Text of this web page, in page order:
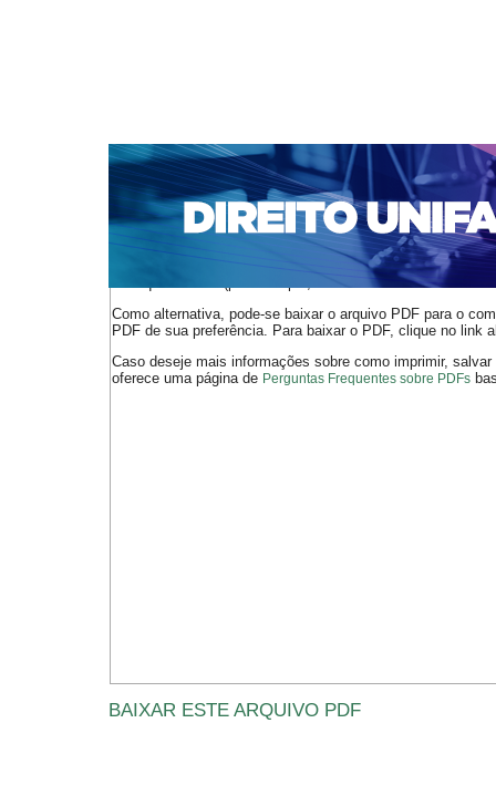
CAPA SOBRE ACESSO CADASTRO
NOTÍCIAS
EDIÇÕES DE Nº 1 A 100 WEBMAIL
Capa>n. 151 (2013) > Fachin
O arquivo PDF selecionado deve ser carregado no
de arquivos PDF (por exemplo, uma versão atual do
Como alternativa, pode-se baixar o arquivo PDF para o
PDF de sua preferência. Para baixar o PDF, clique no link
Caso deseje mais informações sobre como imprimir,
oferece uma página de Perguntas Frequentes sobre PDFs
BAIXAR ESTE ARQUIVO PDF